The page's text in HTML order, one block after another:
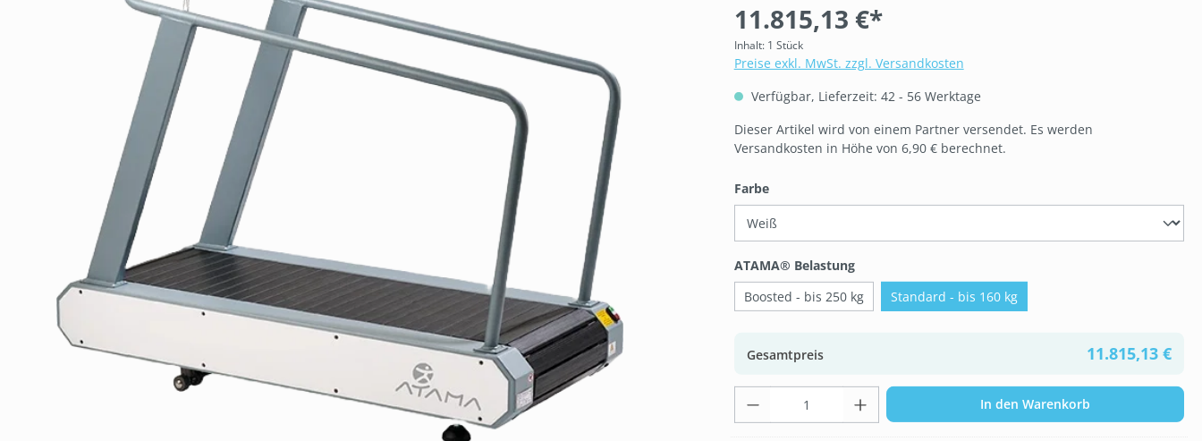
11.815,13 €*
Inhalt: 1 Stück
Preise exkl. MwSt. zzgl. Versandkosten
Verfügbar, Lieferzeit: 42 - 56 Werktage
Dieser Artikel wird von einem Partner versendet. Es werden
Versandkosten in Höhe von 6,90 € berechnet.
Farbeauswählen
ATAMA® Belastungauswählen
Boosted - bis 250 kg
Standard - bis 160 kg
Gesamtpreis 11.815,13 €
Produkt Anzahl: Gib den gewünschten Wert
In den Warenkorb